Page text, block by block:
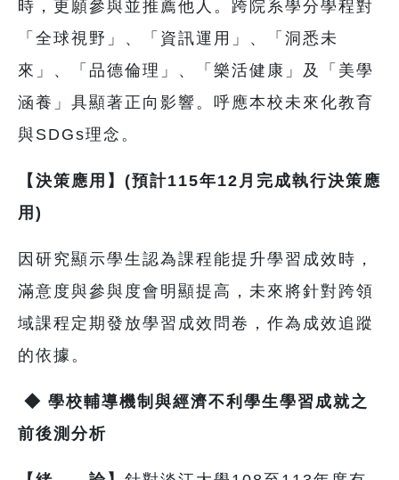
時，更願參與並推薦他人。跨院系學分學程對
「全球視野」、「資訊運用」、「洞悉未
來」、「品德倫理」、「樂活健康」及「美學
涵養」具顯著正向影響。呼應本校未來化教育
與SDGs理念。
【決策應用】(預計115年12月完成執行決策應
用)
因研究顯示學生認為課程能提升學習成效時，
滿意度與參與度會明顯提高，未來將針對跨領
域課程定期發放學習成效問卷，作為成效追蹤
的依據。
◆ 學校輔導機制與經濟不利學生學習成就之
前後測分析